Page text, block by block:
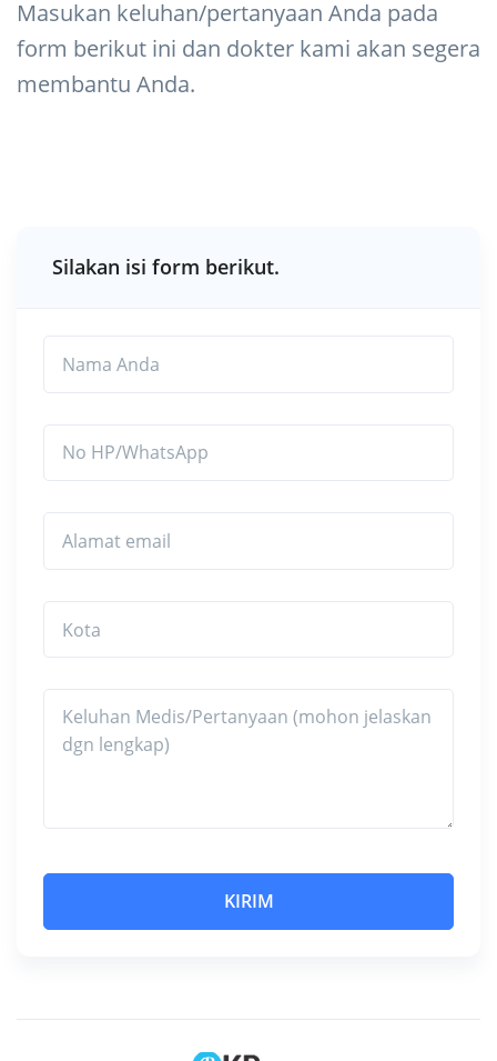
Masukan keluhan/pertanyaan Anda pada
form berikut ini dan dokter kami akan segera
membantu Anda.
Silakan isi form berikut.